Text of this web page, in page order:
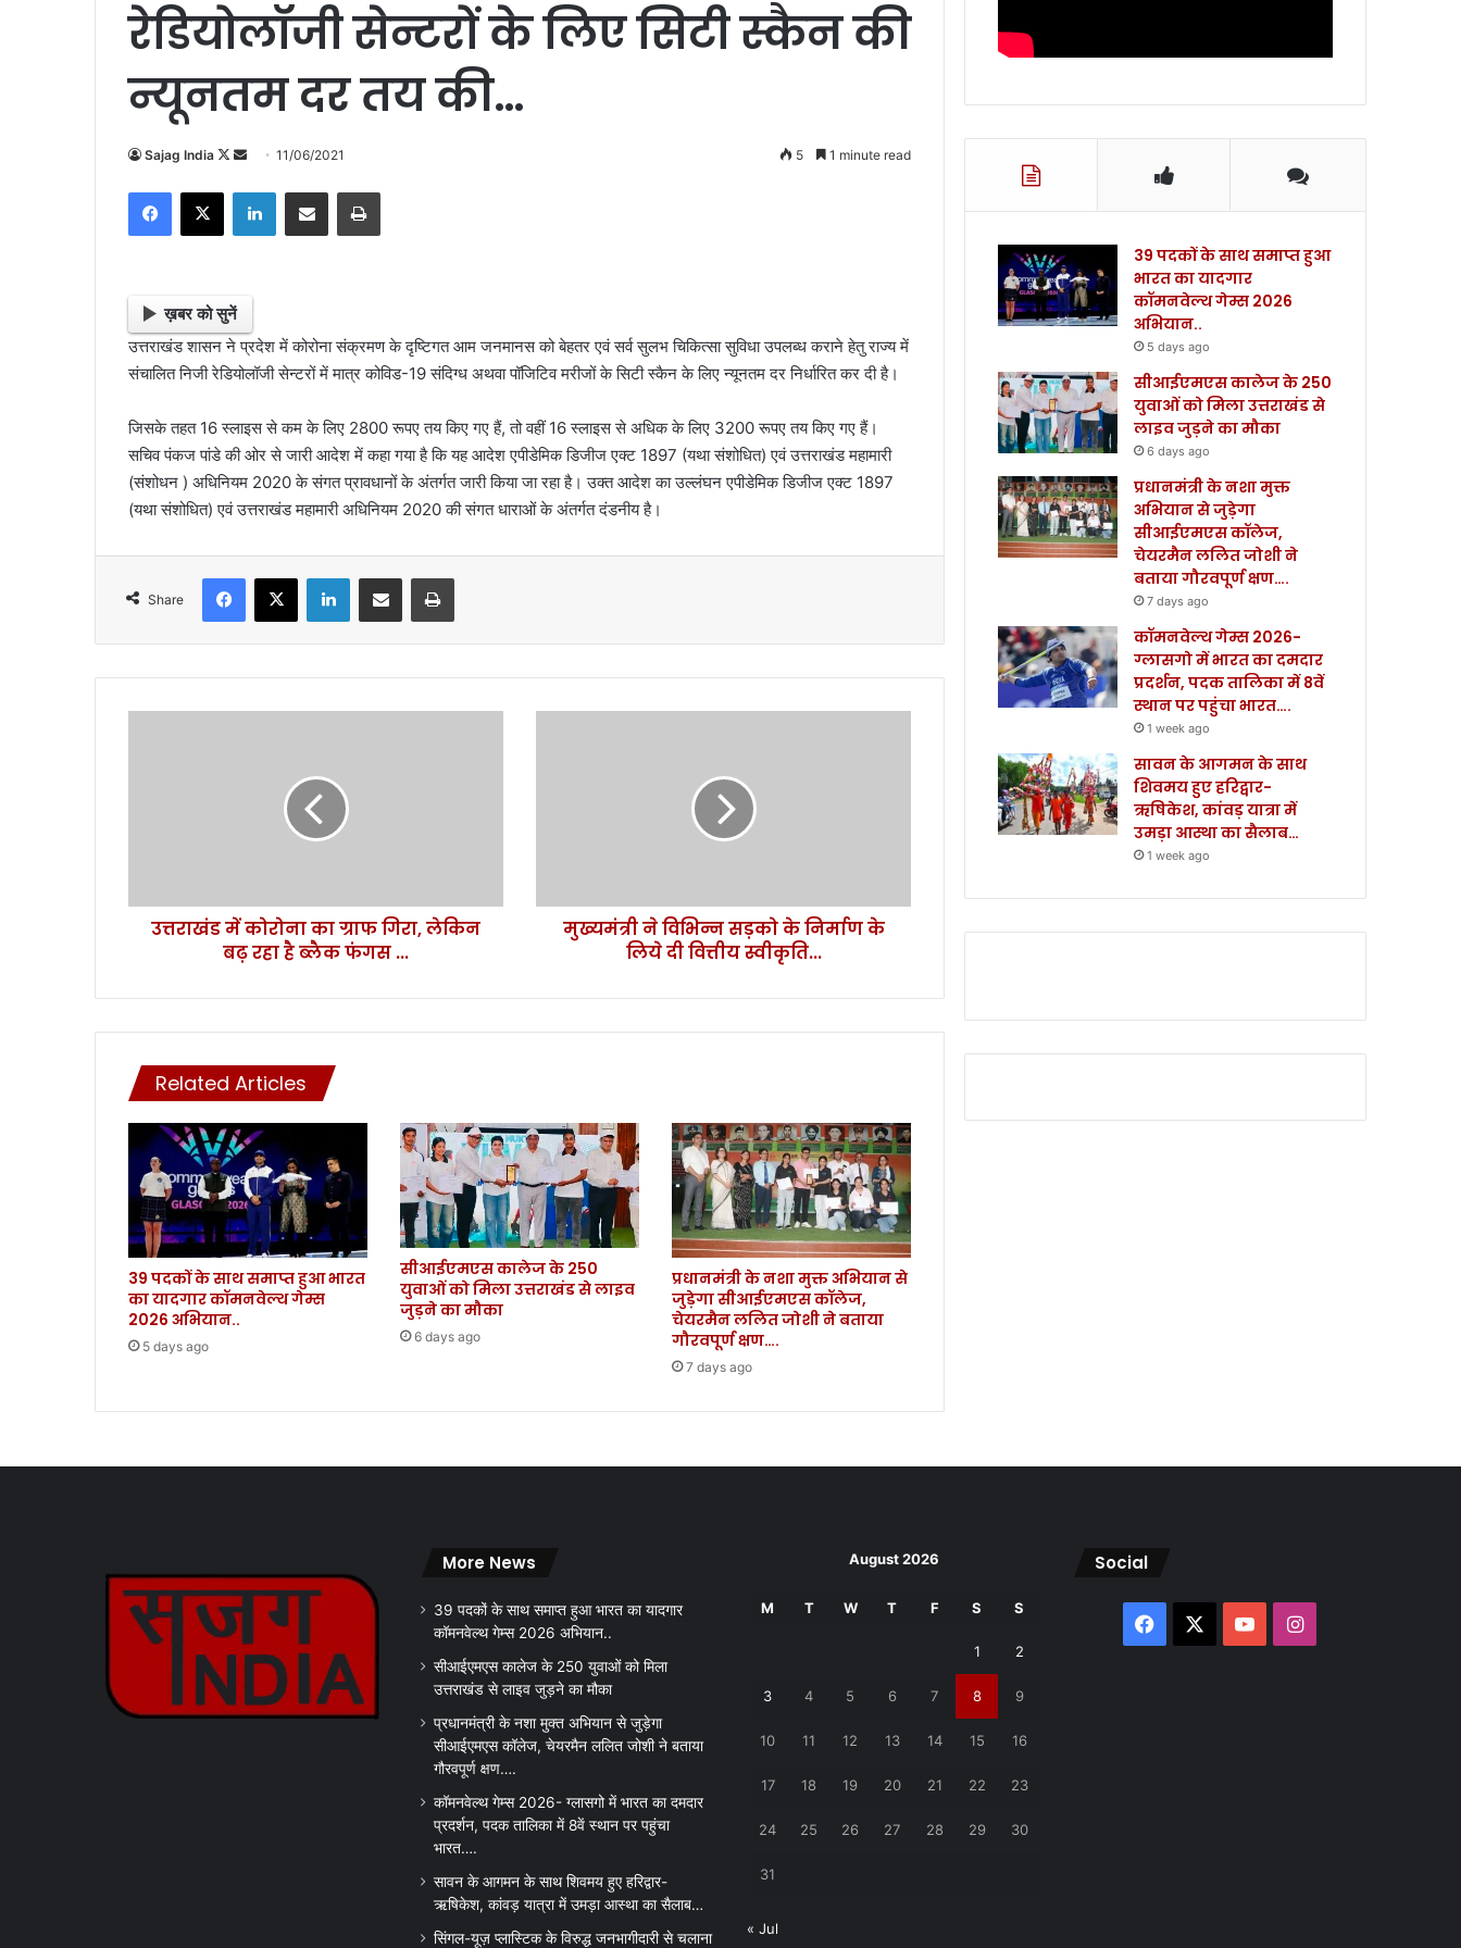
रेडियोलॉजी सेन्टरों के लिए सिटी स्कैन की
न्यूनतम दर तय की…
Sajag India
F
l
o
n
X
n
d
m
11/06/2021 5 1 minute read
ख़बर को सुनें
उत्तराखंड शासन ने प्रदेश में कोरोना संक्रमण के दृष्टिगत आम जनमानस को बेहतर एवं सर्व सुलभ चिकित्सा सुविधा उपलब्ध कराने हेतु राज्य में
संचालित निजी रेडियोलॉजी सेन्टरों में मात्र कोविड-19 संदिग्ध अथवा पॉजिटिव मरीजों के सिटी स्कैन के लिए न्यूनतम दर निर्धारित कर दी है।
जिसके तहत 16 स्लाइस से कम के लिए 2800 रूपए तय किए गए हैं, तो वहीं 16 स्लाइस से अधिक के लिए 3200 रूपए तय किए गए हैं।
सचिव पंकज पांडे की ओर से जारी आदेश में कहा गया है कि यह आदेश एपीडेमिक डिजीज एक्ट 1897 (यथा संशोधित) एवं उत्तराखंड महामारी
(संशोधन ) अधिनियम 2020 के संगत प्रावधानों के अंतर्गत जारी किया जा रहा है। उक्त आदेश का उल्लंघन एपीडेमिक डिजीज एक्ट 1897
(यथा संशोधित) एवं उत्तराखंड महामारी अधिनियम 2020 की संगत धाराओं के अंतर्गत दंडनीय है।
Share
ना
गि
कि
ढ़
हा
है
ब्लै
क
फं
ग
स
उत्तराखंड में कोरोना का ग्राफ गिरा, लेकिन
बढ़ रहा है ब्लैक फंगस ...
स
नि
दी
वि
त्ती
य
स्वी
कृ
ति
.
मुख्यमंत्री ने विभिन्न सड़को के निर्माण के
लिये दी वित्तीय स्वीकृति...
Related Articles
39 पदकों के साथ समाप्त हुआ भारत
का यादगार कॉमनवेल्थ गेम्स
2026 अभियान..
5 days ago
सीआईएमएस कालेज के 250
युवाओं को मिला उत्तराखंड से लाइव
जुड़ने का मौका
6 days ago
प्रधानमंत्री के नशा मुक्त अभियान से
जुड़ेगा सीआईएमएस कॉलेज,
चेयरमैन ललित जोशी ने बताया
गौरवपूर्ण क्षण….
7 days ago
39 पदकों के साथ समाप्त हुआ
भारत का यादगार
कॉमनवेल्थ गेम्स 2026
अभियान..
5 days ago
सीआईएमएस कालेज के 250
युवाओं को मिला उत्तराखंड से
लाइव जुड़ने का मौका
6 days ago
प्रधानमंत्री के नशा मुक्त
अभियान से जुड़ेगा
सीआईएमएस कॉलेज,
चेयरमैन ललित जोशी ने
बताया गौरवपूर्ण क्षण….
7 days ago
कॉमनवेल्थ गेम्स 2026-
ग्लासगो में भारत का दमदार
प्रदर्शन, पदक तालिका में 8वें
स्थान पर पहुंचा भारत….
1 week ago
सावन के आगमन के साथ
शिवमय हुए हरिद्वार-
ऋषिकेश, कांवड़ यात्रा में
उमड़ा आस्था का सैलाब…
1 week ago
More News
39 पदकों के साथ समाप्त हुआ भारत का यादगार
कॉमनवेल्थ गेम्स 2026 अभियान..
सीआईएमएस कालेज के 250 युवाओं को मिला
उत्तराखंड से लाइव जुड़ने का मौका
प्रधानमंत्री के नशा मुक्त अभियान से जुड़ेगा
सीआईएमएस कॉलेज, चेयरमैन ललित जोशी ने बताया
गौरवपूर्ण क्षण….
कॉमनवेल्थ गेम्स 2026- ग्लासगो में भारत का दमदार
प्रदर्शन, पदक तालिका में 8वें स्थान पर पहुंचा
भारत….
सावन के आगमन के साथ शिवमय हुए हरिद्वार-
ऋषिकेश, कांवड़ यात्रा में उमड़ा आस्था का सैलाब…
सिंगल-यूज़ प्लास्टिक के विरुद्ध जनभागीदारी से चलाना
August 2026
M T W T F S S
1 2
3 4 5 6 7 8 9
10 11 12 13 14 15 16
17 18 19 20 21 22 23
24 25 26 27 28 29 30
31
« Jul
Social
Facebook YouTubeInstagram